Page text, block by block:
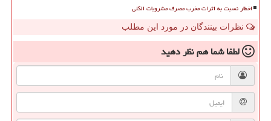
اخطار نسبت به اثرات مخرب مصرف مشروبات الکلی
نظرات بینندگان در مورد این مطلب
لطفا شما همنظر دهید